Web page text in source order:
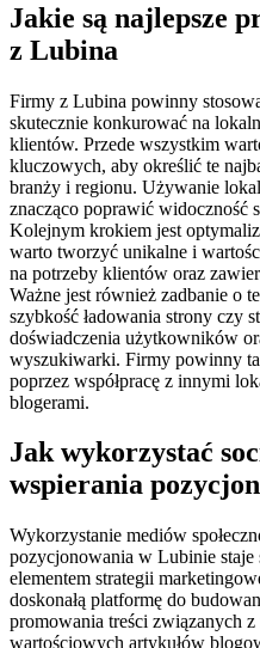
Jakie są najlepsze
z Lubina
Firmy z Lubina powinny
skutecznie konkurować na
klientów. Przede wszystkim
kluczowych, aby określić te
branży i regionu. Używanie
znacząco poprawić
Kolejnym krokiem jest
warto tworzyć unikalne i
na potrzeby klientów oraz
Ważne jest również zadbanie o
szybkość ładowania strony czy
doświadczenia użytkowników
wyszukiwarki. Firmy powinny
poprzez współpracę z innymi
blogerami.
Jak wykorzystać
wspierania
Wykorzystanie mediów
pozycjonowania w Lubinie staje
elementem strategii
doskonałą platformę do
promowania treści związanych
wartościowych artykułów